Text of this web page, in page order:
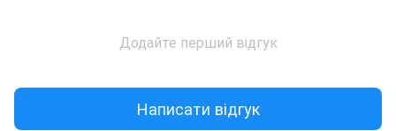
Додайте перший відгук
Написати відгук